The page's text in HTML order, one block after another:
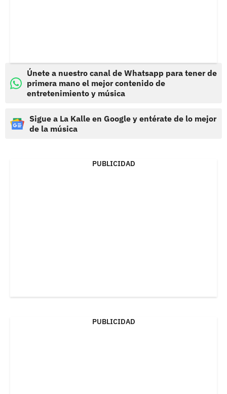
Únete a nuestro canal de Whatsapp para tener de
primera mano el mejor contenido de
entretenimiento y música
Sigue a La Kalle en Google y entérate de lo mejor
de la música
PUBLICIDAD
PUBLICIDAD